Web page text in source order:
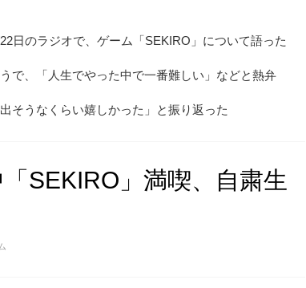
日のラジオで、ゲーム「SEKIRO」について語った
で、「人生でやった中で一番難しい」などと熱弁
そうなくらい嬉しかった」と振り返った
SEKIRO」満喫、自粛生